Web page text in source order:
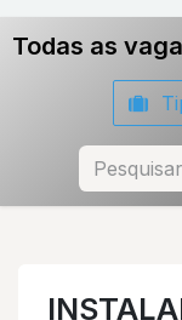
Todas as